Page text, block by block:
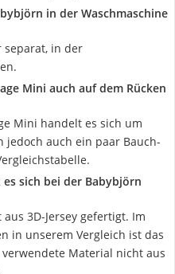
in der Waschmaschine
separat, in der
Mini auch auf dem Rücken
Mini handelt es sich um
jedoch auch ein paar Bauch-
sich bei der Babybjörn
3D-Jersey gefertigt. Im
in unserem Vergleich ist das
Material nicht aus